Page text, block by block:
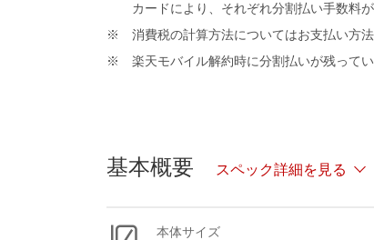
カードにより、それぞれ分割払い手数料
※
消費税の計算方法についてはお支払い方
※
楽天モバイル解約時に分割払いが残って
基本概要 スペック詳細を見る
本体サイズ